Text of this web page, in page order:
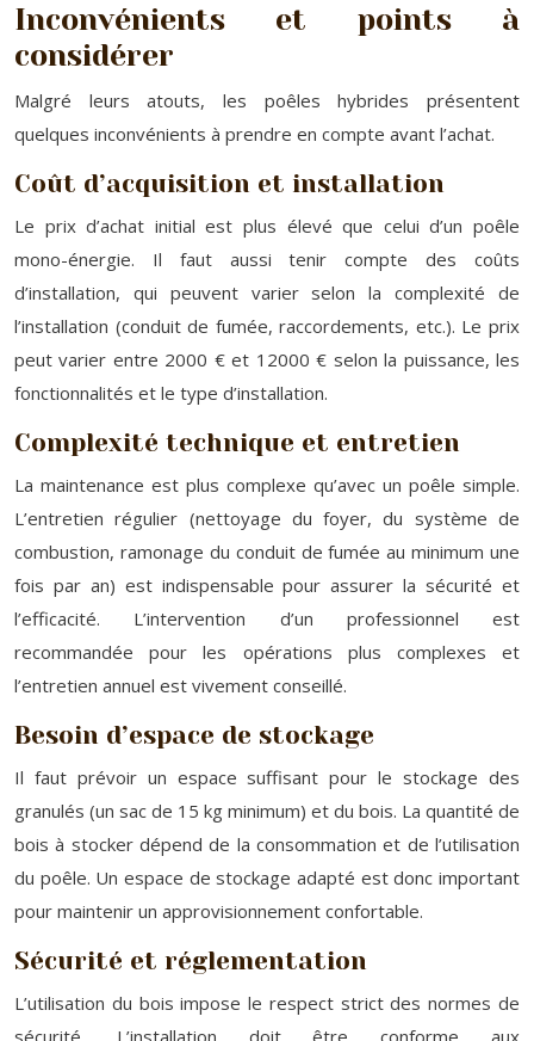
Inconvénients et points à
considérer
Malgré leurs atouts, les poêles hybrides présentent
quelques inconvénients à prendre en compte avant l’achat.
Coût d’acquisition et installation
Le prix d’achat initial est plus élevé que celui d’un poêle
mono-énergie. Il faut aussi tenir compte des coûts
d’installation, qui peuvent varier selon la complexité de
l’installation (conduit de fumée, raccordements, etc.). Le prix
peut varier entre 2000 € et 12000 € selon la puissance, les
fonctionnalités et le type d’installation.
Complexité technique et entretien
La maintenance est plus complexe qu’avec un poêle simple.
L’entretien régulier (nettoyage du foyer, du système de
combustion, ramonage du conduit de fumée au minimum une
fois par an) est indispensable pour assurer la sécurité et
l’efficacité. L’intervention d’un professionnel est
recommandée pour les opérations plus complexes et
l’entretien annuel est vivement conseillé.
Besoin d’espace de stockage
Il faut prévoir un espace suffisant pour le stockage des
granulés (un sac de 15 kg minimum) et du bois. La quantité de
bois à stocker dépend de la consommation et de l’utilisation
du poêle. Un espace de stockage adapté est donc important
pour maintenir un approvisionnement confortable.
Sécurité et réglementation
L’utilisation du bois impose le respect strict des normes de
sécurité. L’installation doit être conforme aux